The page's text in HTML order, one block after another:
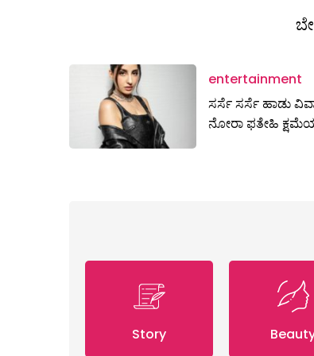
entertainment
ಸರ್ಸೆ ಸರ್ಸೆ ಹಾಡು
ನೋರಾ ಫತೇಹಿ
Story